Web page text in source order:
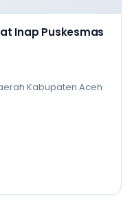
Inap Puskesmas
Kabupaten Aceh